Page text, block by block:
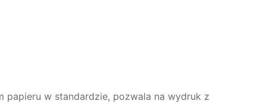
papieru w standardzie, pozwala na wydruk z